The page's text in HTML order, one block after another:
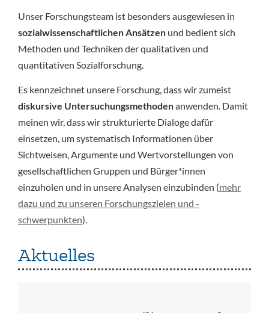
Unser Forschungsteam ist besonders ausgewiesen in
sozialwissenschaftlichen Ansätzenund bedient sich
Methoden und Techniken der qualitativen und
quantitativen Sozialforschung.
Es kennzeichnet unsere Forschung, dass wir zumeist
diskursive Untersuchungsmethodenanwenden. Damit
meinen wir, dass wir strukturierte Dialoge dafür
einsetzen, um systematisch Informationen über
Sichtweisen, Argumente und Wertvorstellungen von
gesellschaftlichen Gruppen und Bürger*innen
einzuholen und in unsere Analysen einzubinden (mehr
dazu und zu unseren Forschungszielen und -
schwerpunkten).
Aktuelles